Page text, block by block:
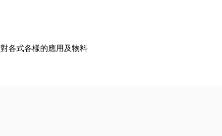
各式各樣的應用及物料